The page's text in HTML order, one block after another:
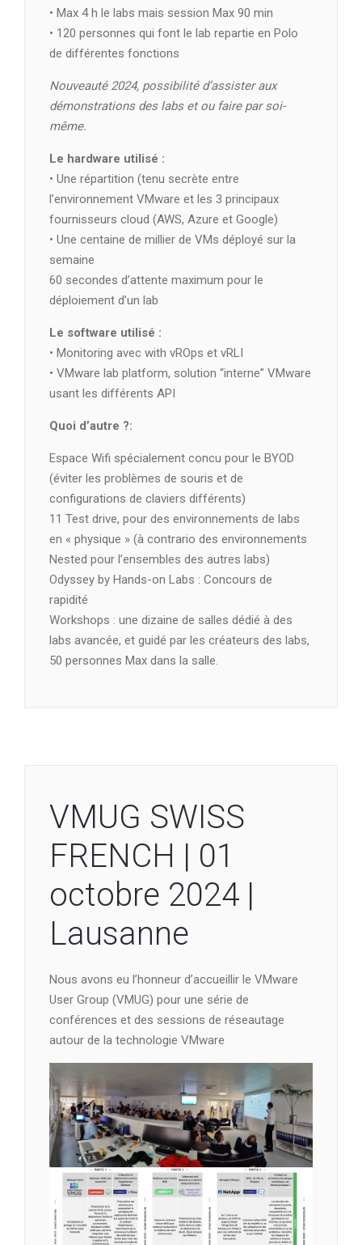
• Max 4 h le labs mais session Max 90 min
• 120 personnes qui font le lab repartie en Polo
de différentes fonctions
Nouveauté 2024, possibilité d’assister aux
démonstrations des labs et ou faire par soi-
même.
Le hardware utilisé :
• Une répartition (tenu secrète entre
l’environnement VMware et les 3 principaux
fournisseurs cloud (AWS, Azure et Google)
• Une centaine de millier de VMs déployé sur la
semaine
60 secondes d’attente maximum pour le
déploiement d’un lab
Le software utilisé :
• Monitoring avec with vROps et vRLI
• VMware lab platform, solution “interne” VMware
usant les différents API
Quoi d’autre ?:
Espace Wifi spécialement concu pour le BYOD
(éviter les problèmes de souris et de
configurations de claviers différents)
11 Test drive, pour des environnements de labs
en « physique » (à contrario des environnements
Nested pour l’ensembles des autres labs)
Odyssey by Hands-on Labs : Concours de
rapidité
Workshops : une dizaine de salles dédié à des
labs avancée, et guidé par les créateurs des labs,
50 personnes Max dans la salle.
VMUG SWISS
FRENCH | 01
octobre 2024 |
Lausanne
Nous avons eu l’honneur d’accueillir le VMware
User Group (VMUG) pour une série de
conférences et des sessions de réseautage
autour de la technologie VMware